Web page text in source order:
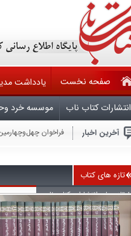
صفحه نخست یادداشت
انتشارات کتاب ناب
موسسه خرد
آخرین اخبار فراخوان
هرکس بخواهد با
جنایتکاران باید
سال روز شهادت
بیماران سیاسی در
آجرک الله یابقیه الله
گزارشی از نشست
تازه های کتاب
تازه های انتشارات کتاب ناب